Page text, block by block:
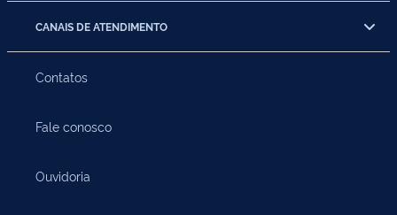
CANAIS DE ATENDIMENTO
Contatos
Fale conosco
Ouvidoria